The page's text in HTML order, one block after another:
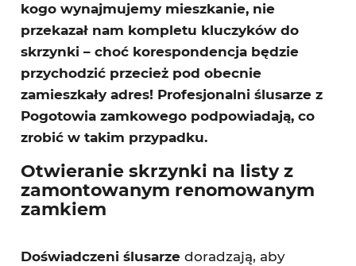
kogo wynajmujemy mieszkanie, nie
przekazał nam kompletu kluczyków do
skrzynki – choć korespondencja będzie
przychodzić przecież pod obecnie
zamieszkały adres! Profesjonalni ślusarze z
Pogotowia zamkowego podpowiadają, co
zrobić w takim przypadku.
Otwieranie skrzynki na listy z
zamontowanym renomowanym
zamkiem
Doświadczeni ślusarzedoradzają, aby